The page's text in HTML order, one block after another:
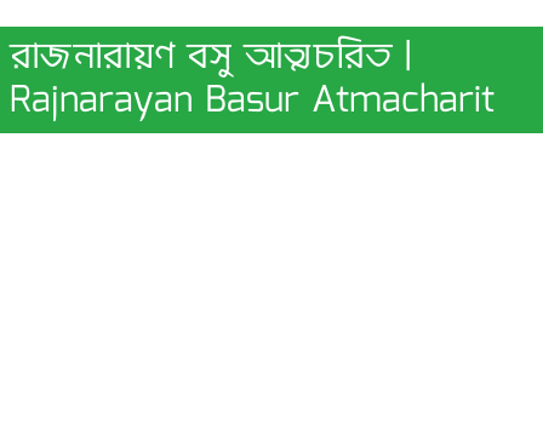
রাজনারায়ণ বসু আত্মচরিত |
Rajnarayan Basur Atmacharit